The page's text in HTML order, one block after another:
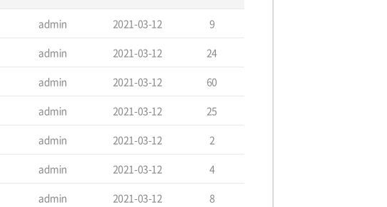
admin 2021-03-12 9
admin 2021-03-12 24
admin 2021-03-12 60
admin 2021-03-12 25
admin 2021-03-12 2
admin 2021-03-12 4
admin 2021-03-12 8